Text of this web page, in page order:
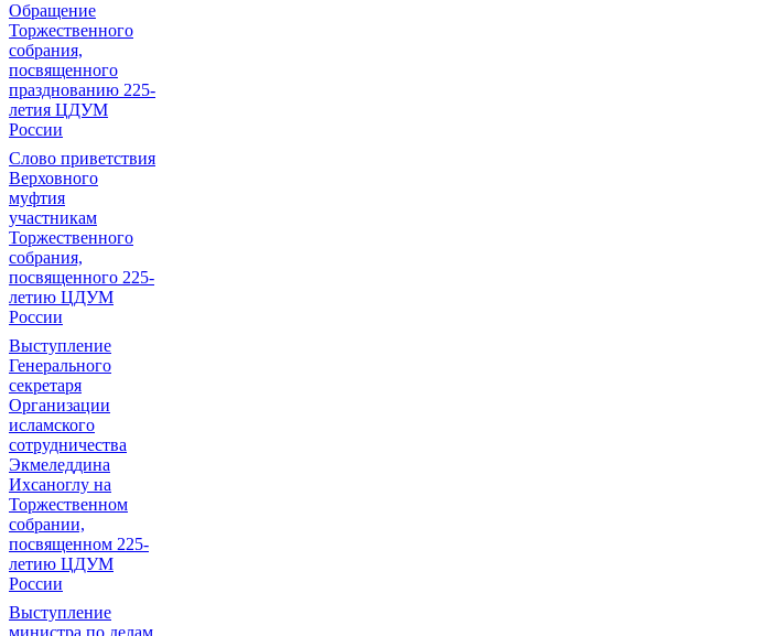
Обращение
Торжественного
собрания,
посвященного
празднованию 225-
летия ЦДУМ
России
Слово приветствия
Верховного
муфтия
участникам
Торжественного
собрания,
посвященного 225-
летию ЦДУМ
России
Выступление
Генерального
секретаря
Организации
исламского
сотрудничества
Экмеледдина
Ихсаноглу на
Торжественном
собрании,
посвященном 225-
летию ЦДУМ
России
Выступление
министра по делам